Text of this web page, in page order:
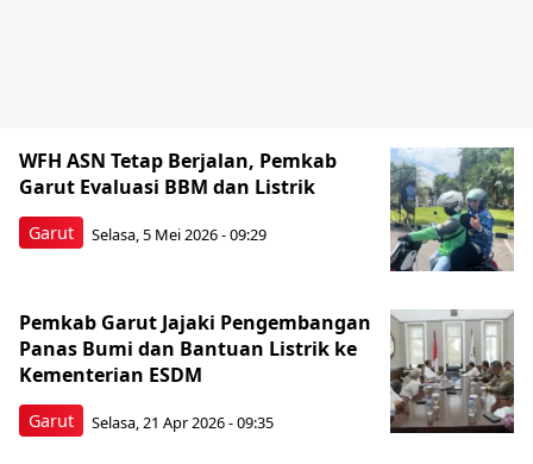
Garut
WFH ASN Tetap Berjalan, Pemkab
Garut Evaluasi BBM dan Listrik
Selasa, 5 Mei 2026 - 09:29
Garut
Pemkab Garut Jajaki Pengembangan
Panas Bumi dan Bantuan Listrik ke
Kementerian ESDM
Selasa, 21 Apr 2026 - 09:35